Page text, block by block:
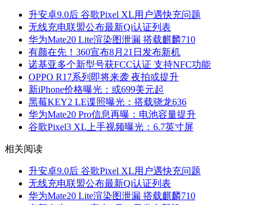
升安卓9.0后 谷歌Pixel XL用户遇快充问题
无线充电联盟公布最新Qi认证列表
华为Mate20 Lite渲染图泄漏 搭载麒麟710
有颜在先！360宣布8月21日发布新机
诺基亚多个新型号获FCC认证 支持NFC功能
OPPO R17系列即将来袭 夜拍或提升
新iPhone价格曝光：或699美元起
黑莓KEY2 LE谍照曝光：搭载骁龙636
华为Mate20 Pro信息再曝：电池容量提升
谷歌Pixel3 XL上手视频曝光：6.7英寸屏
相关阅读
升安卓9.0后 谷歌Pixel XL用户遇快充问题
无线充电联盟公布最新Qi认证列表
华为Mate20 Lite渲染图泄漏 搭载麒麟710